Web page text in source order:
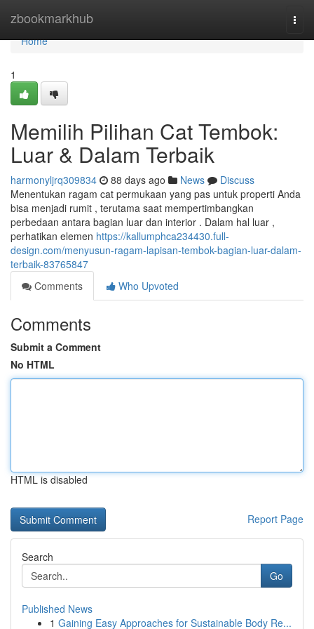
zbookmarkhub
Home
Home
1
Memilih Pilihan Cat Tembok:
Luar & Dalam Terbaik
harmonyljrq309834 88 days ago News
Discuss
Menentukan ragam cat permukaan yang pas untuk properti Anda
bisa menjadi rumit , terutama saat mempertimbangkan
perbedaan antara bagian luar dan interior . Dalam hal luar ,
perhatikan elemen https://kallumphca234430.full-
design.com/menyusun-ragam-lapisan-tembok-bagian-luar-dalam-
terbaik-83765847
Comments
Who Upvoted
Comments
Submit a Comment
No HTML
HTML is disabled
Report Page
Search
Go
Published News
1 Gaining Easy Approaches for Sustainable Body Re...